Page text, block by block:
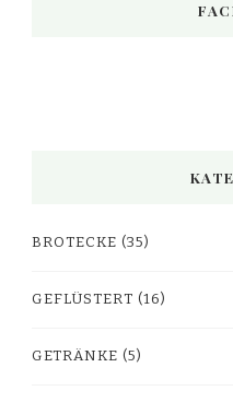
BROTECKE (35)
GEFLÜSTERT (16)
GETRÄNKE (5)